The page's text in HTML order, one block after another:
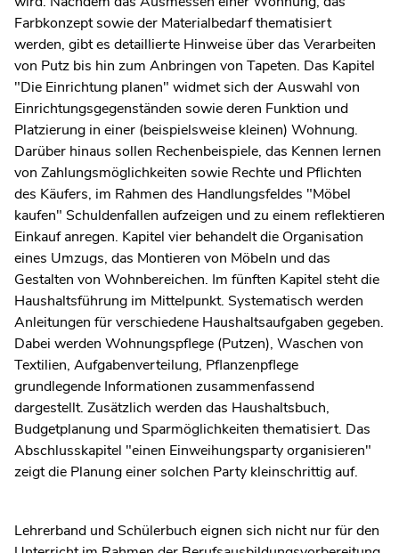
Farbkonzept sowie der Materialbedarf thematisiert
werden, gibt es detaillierte Hinweise über das Verarbeiten
von Putz bis hin zum Anbringen von Tapeten. Das Kapitel
"Die Einrichtung planen" widmet sich der Auswahl von
Einrichtungsgegenständen sowie deren Funktion und
Platzierung in einer (beispielsweise kleinen) Wohnung.
Darüber hinaus sollen Rechenbeispiele, das Kennen lernen
von Zahlungsmöglichkeiten sowie Rechte und Pflichten
des Käufers, im Rahmen des Handlungsfeldes "Möbel
kaufen" Schuldenfallen aufzeigen und zu einem reflektieren
Einkauf anregen. Kapitel vier behandelt die Organisation
eines Umzugs, das Montieren von Möbeln und das
Gestalten von Wohnbereichen. Im fünften Kapitel steht die
Haushaltsführung im Mittelpunkt. Systematisch werden
Anleitungen für verschiedene Haushaltsaufgaben gegeben.
Dabei werden Wohnungspflege (Putzen), Waschen von
Textilien, Aufgabenverteilung, Pflanzenpflege
grundlegende Informationen zusammenfassend
dargestellt. Zusätzlich werden das Haushaltsbuch,
Budgetplanung und Sparmöglichkeiten thematisiert. Das
Abschlusskapitel "einen Einweihungsparty organisieren"
zeigt die Planung einer solchen Party kleinschrittig auf.
Lehrerband und Schülerbuch eignen sich nicht nur für den